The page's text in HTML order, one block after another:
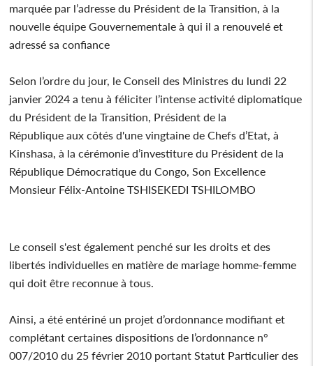
marquée par l’adresse du Président de la Transition, à la
nouvelle équipe Gouvernementale à qui il a renouvelé et
adressé sa confiance
Selon l’ordre du jour, le Conseil des Ministres du lundi 22
janvier 2024 a tenu à féliciter l’intense activité diplomatique
du Président de la Transition, Président de la
République aux côtés d'une vingtaine de Chefs d’Etat, à
Kinshasa, à la cérémonie d’investiture du Président de la
République Démocratique du Congo, Son Excellence
Monsieur Félix-Antoine TSHISEKEDI TSHILOMBO
Le conseil s'est également penché sur les droits et des
libertés individuelles en matière de mariage homme-femme
qui doit être reconnue à tous.
Ainsi, a été entériné un projet d’ordonnance modifiant et
complétant certaines dispositions de l’ordonnance n°
007/2010 du 25 février 2010 portant Statut Particulier des